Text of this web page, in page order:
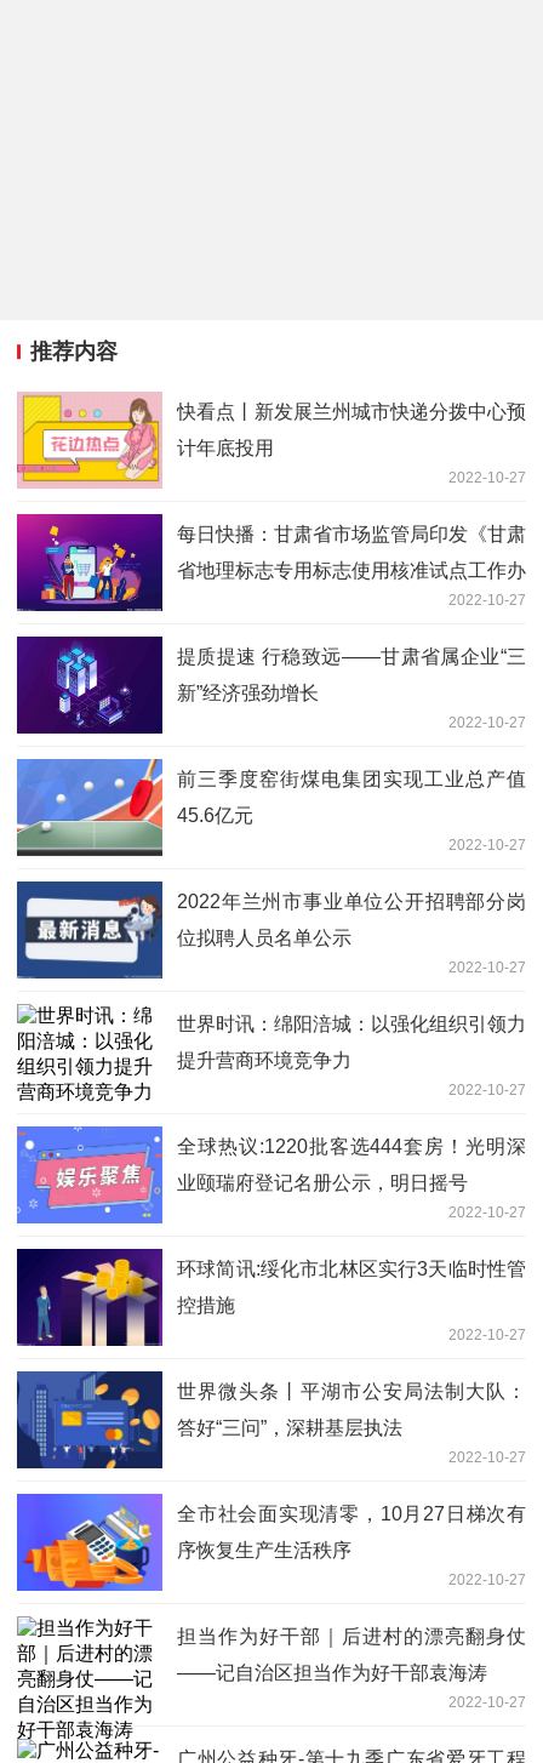
推荐内容
快看点丨新发展兰州城市快递分拨中心预
计年底投用
2022-10-27
每日快播：甘肃省市场监管局印发《甘肃
省地理标志专用标志使用核准试点工作办
2022-10-27
提质提速 行稳致远——甘肃省属企业“三
新”经济强劲增长
2022-10-27
前三季度窑街煤电集团实现工业总产值
45.6亿元
2022-10-27
2022年兰州市事业单位公开招聘部分岗
位拟聘人员名单公示
2022-10-27
世界时讯：绵阳涪城：以强化组织引领力
提升营商环境竞争力
2022-10-27
全球热议:1220批客选444套房！光明深
业颐瑞府登记名册公示，明日摇号
2022-10-27
环球简讯:绥化市北林区实行3天临时性管
控措施
2022-10-27
世界微头条丨平湖市公安局法制大队：
答好“三问”，深耕基层执法
2022-10-27
全市社会面实现清零，10月27日梯次有
序恢复生产生活秩序
2022-10-27
担当作为好干部｜后进村的漂亮翻身仗
——记自治区担当作为好干部袁海涛
2022-10-27
广州公益种牙-第十九季广东省爱牙工程